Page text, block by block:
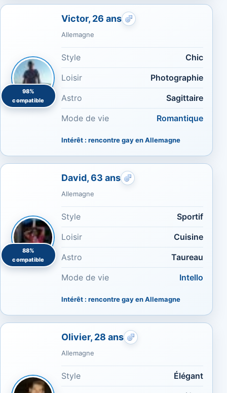
98%
compatible
Victor, 26 ans
Rencontres gays : Chic
Allemagne
Style
Chic
Loisir
Photographie
Astro
Sagittaire
Mode de vie
Romantique
Intérêt : rencontre gay en Allemagne
88%
compatible
David, 63 ans
Rencontres gays : Cuisine
Allemagne
Style
Sportif
Loisir
Cuisine
Astro
Taureau
Mode de vie
Intello
Intérêt : rencontre gay en Allemagne
Olivier, 28 ans
Rencontres gays :
Allemagne
Style
Élégant